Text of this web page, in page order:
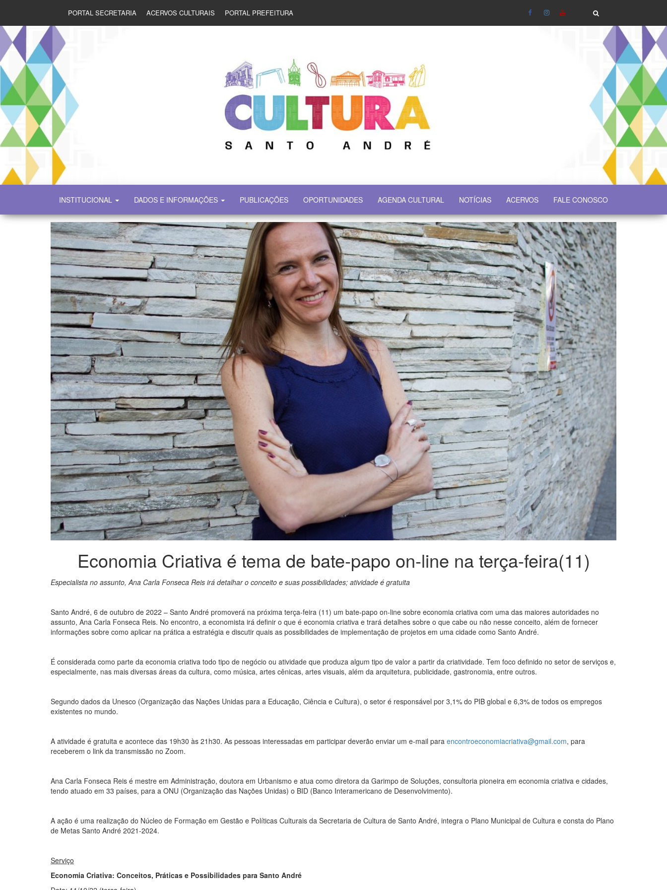
PORTAL SECRETARIA ACERVOS CULTURAIS PORTAL PREFEITURA
SECULT
INSTITUCIONAL DADOS E INFORMAÇÕES PUBLICAÇÕES OPORTUNIDADES AGENDA CULTURAL NOTÍCIAS ACERVOS FALE CONOSCO
Economia Criativa é tema de bate-papo on-line na terça-feira(11)
Especialista no assunto, Ana Carla Fonseca Reis irá detalhar o conceito e suas possibilidades; atividade é gratuita
Santo André, 6 de outubro de 2022 – Santo André promoverá na próxima terça-feira (11) um bate-papo on-line sobre economia criativa com uma das maiores autoridades no
assunto, Ana Carla Fonseca Reis. No encontro, a economista irá definir o que é economia criativa e trará detalhes sobre o que cabe ou não nesse conceito, além de fornecer
informações sobre como aplicar na prática a estratégia e discutir quais as possibilidades de implementação de projetos em uma cidade como Santo André.
É considerada como parte da economia criativa todo tipo de negócio ou atividade que produza algum tipo de valor a partir da criatividade. Tem foco definido no setor de serviços e,
especialmente, nas mais diversas áreas da cultura, como música, artes cênicas, artes visuais, além da arquitetura, publicidade, gastronomia, entre outros.
Segundo dados da Unesco (Organização das Nações Unidas para a Educação, Ciência e Cultura), o setor é responsável por 3,1% do PIB global e 6,3% de todos os empregos
existentes no mundo.
A atividade é gratuita e acontece das 19h30 às 21h30. As pessoas interessadas em participar deverão enviar um e-mail para encontroeconomiacriativa@gmail.com, para
receberem o link da transmissão no Zoom.
Ana Carla Fonseca Reis é mestre em Administração, doutora em Urbanismo e atua como diretora da Garimpo de Soluções, consultoria pioneira em economia criativa e cidades,
tendo atuado em 33 países, para a ONU (Organização das Nações Unidas) o BID (Banco Interamericano de Desenvolvimento).
A ação é uma realização do Núcleo de Formação em Gestão e Políticas Culturais da Secretaria de Cultura de Santo André, integra o Plano Municipal de Cultura e consta do Plano
de Metas Santo André 2021-2024.
Serviço
Economia Criativa: Conceitos, Práticas e Possibilidades para Santo André